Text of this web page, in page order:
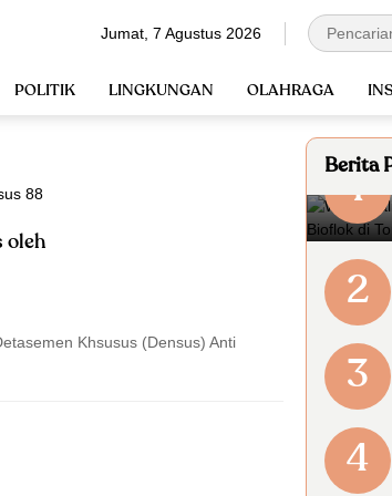
Jumat, 7 Agustus 2026
POLITIK LINGKUNGAN OLAHRAGA
oleh
Khsusus (Densus) Anti
Berita
1
2
3
4